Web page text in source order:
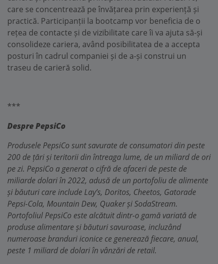
care se concentrează pe învățarea prin experiență și
practică. Participanții la bootcamp vor beneficia de o
rețea de contacte și de vizibilitate care îi va ajuta să-și
consolideze cariera, având posibilitatea de a accepta
posturi în cadrul companiei și de a-și construi un
traseu de carieră solid.
***
Despre PepsiCo
Produsele PepsiCo sunt savurate de consumatori din peste
200 de țări și teritorii din întreaga lume, de un miliard de ori
pe zi. PepsiCo a generat o cifră de afaceri de peste de
miliarde dolari în 2022, adusă de un portofoliu de alimente
și băuturi care include Lay’s, Doritos, Cheetos, Gatorade
Pepsi-Cola, Mountain Dew, Quaker și SodaStream.
Portofoliul PepsiCo este alcătuit dintr-o gamă variată de
produse alimentare și băuturi savuroase, incluzând
numeroase branduri iconice ce generează fiecare, anual,
peste 1 miliard de dolari în vânzări de retail.